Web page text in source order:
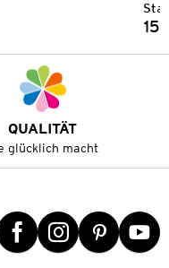
QUALITÄT
glücklich macht